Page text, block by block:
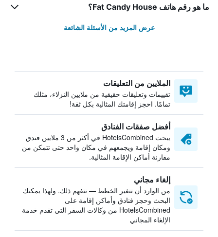
ما هو رقم هاتف Fat Candy House؟
عرض المزيد من الأسئلة الشائعة
الملايين من التعليقات
تقييمات وتعليقات حقيقية من ملايين النزلاء، مثلك
تمامًا. احجز إقامتك المثالية بكل ثقة!
أفضل صفقات الفنادق
يبحث HotelsCombined في أكثر من 3 ملايين فندق
ومكان إقامة ويجمعهم في مكان واحد حتى تتمكن من
مقارنة أماكن الإقامة المثالية.
إلغاء مجاني
من الوارد أن تتغير الخطط — نتفهم ذلك. ولهذا يمكنك
البحث وحجز فنادق وأماكن إقامة على
HotelsCombined من وكالات السفر التي تقدم خدمة
الإلغاء المجاني